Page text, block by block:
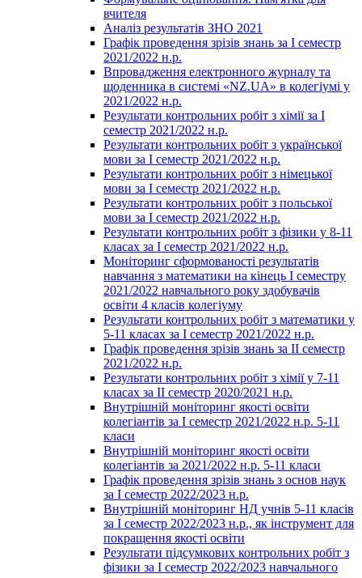
вчителя
Аналіз результатів ЗНО 2021
Графік проведення зрізів знань за І семестр
2021/2022 н.р.
Впровадження електронного журналу та
щоденника в системі «NZ.UA» в колегіумі у
2021/2022 н.р.
Результати контрольних робіт з хімії за І
семестр 2021/2022 н.р.
Результати контрольних робіт з української
мови за І семестр 2021/2022 н.р.
Результати контрольних робіт з німецької
мови за І семестр 2021/2022 н.р.
Результати контрольних робіт з польської
мови за І семестр 2021/2022 н.р.
Результати контрольних робіт з фізики у 8-11
класах за І семестр 2021/2022 н.р.
Моніторинг сформованості результатів
навчання з математики на кінець І семестру
2021/2022 навчального року здобувачів
освіти 4 класів колегіуму
Результати контрольних робіт з математики у
5-11 класах за І семестр 2021/2022 н.р.
Графік проведення зрізів знань за ІІ семестр
2021/2022 н.р.
Результати контрольних робіт з хімії у 7-11
класах за ІІ семестр 2020/2021 н.р.
Внутрішній моніторинг якості освіти
колегіантів за І семестр 2021/2022 н.р. 5-11
класи
Внутрішній моніторинг якості освіти
колегіантів за 2021/2022 н.р. 5-11 класи
Графік проведення зрізів знань з основ наук
за І семестр 2022/2023 н.р.
Внутрішній моніторинг НД учнів 5-11 класів
за І семестр 2022/2023 н.р., як інструмент для
покращення якості освіти
Результати підсумкових контрольних робіт з
фізики за І семестр 2022/2023 навчального